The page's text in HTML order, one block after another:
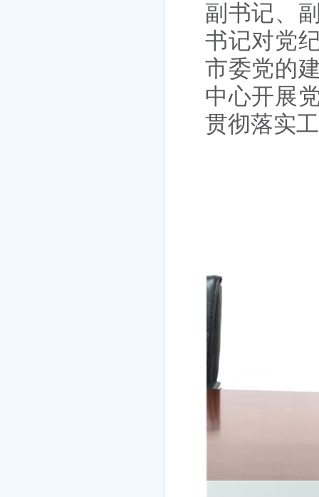
副书记、
书记对党
市委党的
中心开展
贯彻落实